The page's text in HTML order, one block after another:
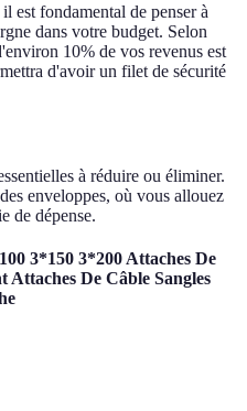
est fondamental de penser à
dans votre budget. Selon
10% de vos revenus est
d'avoir un filet de sécurité
à réduire ou éliminer.
enveloppes, où vous allouez
de dépense.
3*150 3*200 Attaches De
Attaches De Câble Sangles